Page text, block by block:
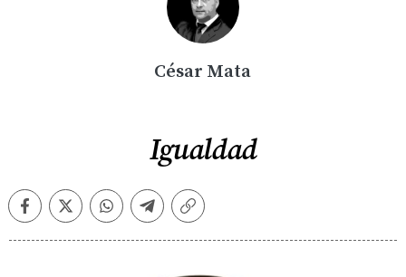
César Mata
Igualdad
FacebookTwitterWhatsappTelegramCopiar